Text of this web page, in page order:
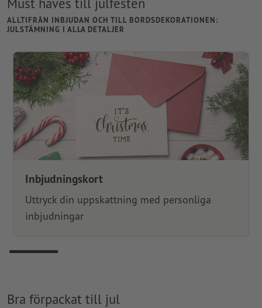
Must haves till julfesten
ALLTIFRÅN INBJUDAN OCH TILL BORDSDEKORATIONEN:
JULSTÄMNING I ALLA DETALJER
Inbjudningskort
Uttryck din uppskattning med personliga
inbjudningar
Bra förpackat till jul